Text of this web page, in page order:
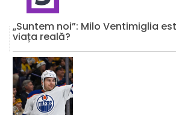
„Suntem noi”: Milo Ventimiglia
viața reală?